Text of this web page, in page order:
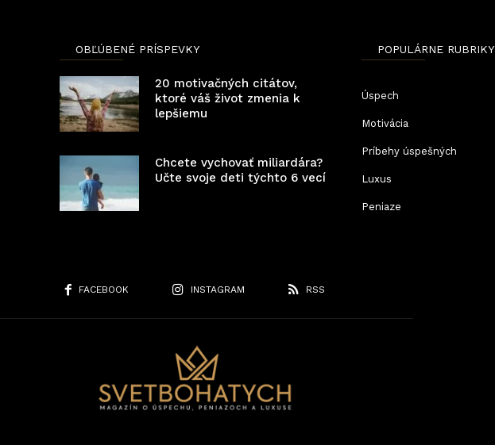
OBĽÚBENÉ PRÍSPEVKY
20 motivačných citátov,
ktoré váš život zmenia k
lepšiemu
Chcete vychovať miliardára?
Učte svoje deti týchto 6 vecí
POPULÁRNE RUBRIKY
Úspech
Motivácia
Príbehy úspešných
Luxus
Peniaze
FACEBOOK INSTAGRAM RSS